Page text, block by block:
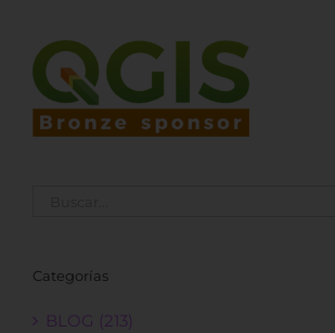
Categorías
BLOG (213)